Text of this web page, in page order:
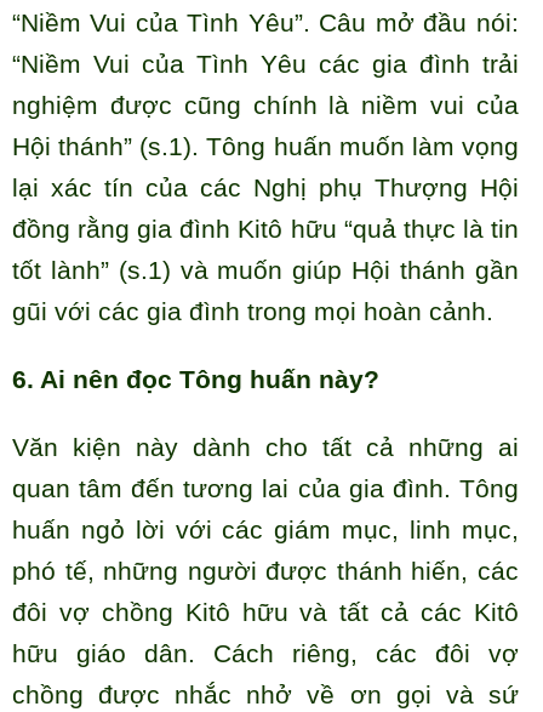
“Niềm Vui của Tình Yêu”. Câu mở đầu nói:
“Niềm Vui của Tình Yêu các gia đình trải
nghiệm được cũng chính là niềm vui của
Hội thánh” (s.1). Tông huấn muốn làm vọng
lại xác tín của các Nghị phụ Thượng Hội
đồng rằng gia đình Kitô hữu “quả thực là tin
tốt lành” (s.1) và muốn giúp Hội thánh gần
gũi với các gia đình trong mọi hoàn cảnh.
6. Ai nên đọc Tông huấn này?
Văn kiện này dành cho tất cả những ai
quan tâm đến tương lai của gia đình. Tông
huấn ngỏ lời với các giám mục, linh mục,
phó tế, những người được thánh hiến, các
đôi vợ chồng Kitô hữu và tất cả các Kitô
hữu giáo dân. Cách riêng, các đôi vợ
chồng được nhắc nhở về ơn gọi và sứ